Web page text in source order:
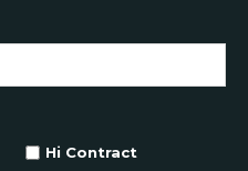
Hi Contract